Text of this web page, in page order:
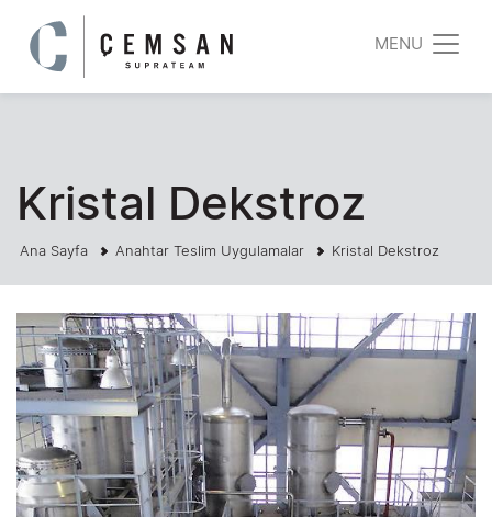
MENU
Kristal Dekstroz
Ana Sayfa Anahtar Teslim Uygulamalar Kristal Dekstroz